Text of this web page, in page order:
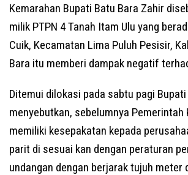
Kemarahan Bupati Batu Bara Zahir
milik PTPN 4 Tanah Itam Ulu yang
Cuik, Kecamatan Lima Puluh Pesisir,
Bara itu memberi dampak negatif
Ditemui dilokasi pada sabtu pagi
menyebutkan, sebelumnya Pemerintah
memiliki kesepakatan kepada
parit di sesuai kan dengan peraturan
undangan dengan berjarak tujuh meter